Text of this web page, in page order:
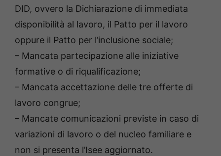
DID, ovvero la Dichiarazione di immediata
disponibilità al lavoro, il Patto per il lavoro
oppure il Patto per l’inclusione sociale;
– Mancata partecipazione alle iniziative
formative o di riqualificazione;
– Mancata accettazione delle tre offerte di
lavoro congrue;
– Mancate comunicazioni previste in caso di
variazioni di lavoro o del nucleo familiare e
non si presenta l’Isee aggiornato.